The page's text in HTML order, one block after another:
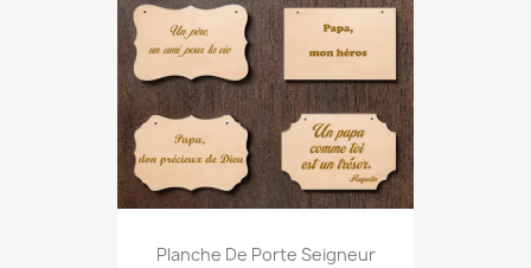
Planche De Porte Seigneur